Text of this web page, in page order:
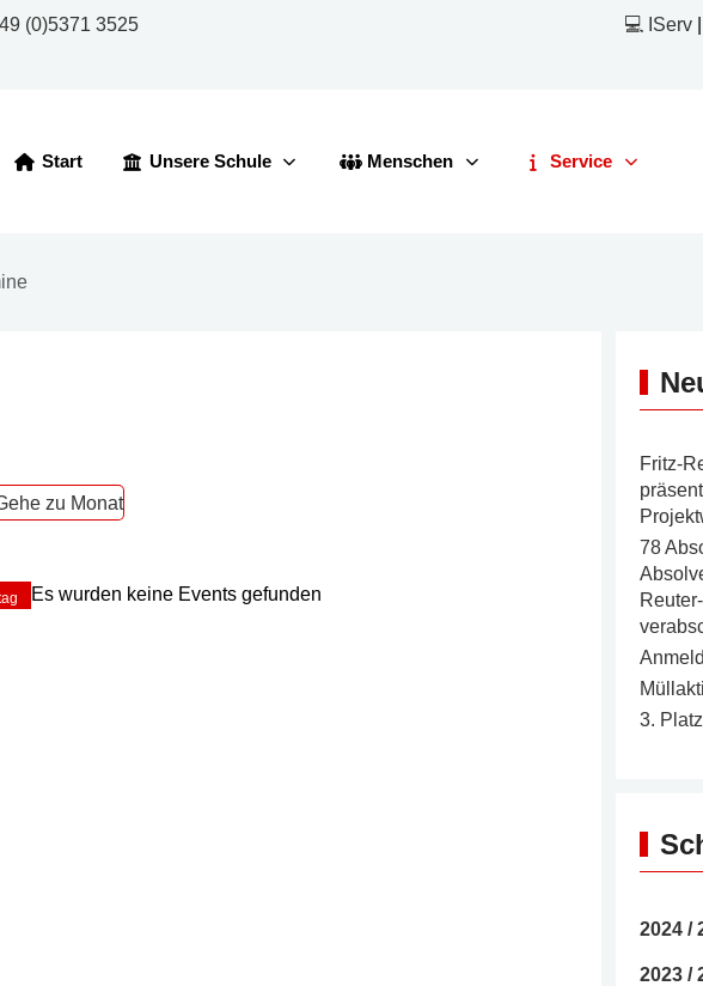
(0)5371 3525
💻 IServ
Start Unsere Schule Menschen Service
zu Monat
Es wurden keine Events gefunden
Fritz-
78
3.
2024 /
2023 /